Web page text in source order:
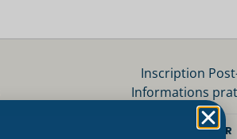
Inscription
Informations
DÉCOUVRIR